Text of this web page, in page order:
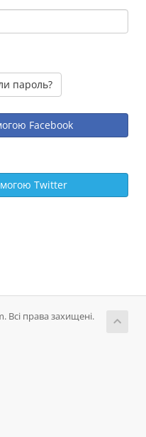
пароль?
Facebook
Twitter
Всі права захищені.